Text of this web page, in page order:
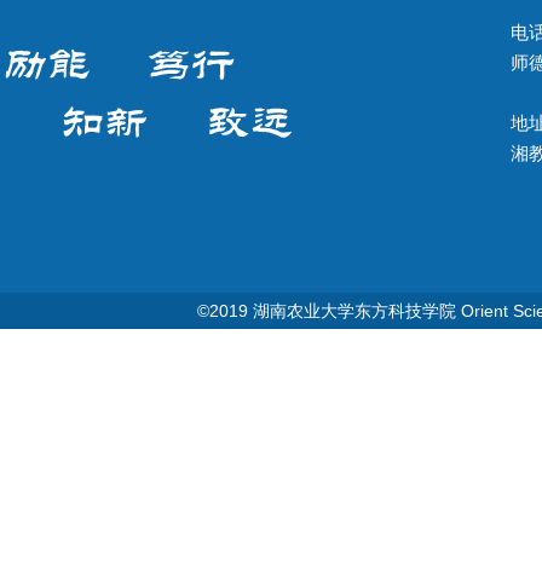
电
师
地
湘
©2019 湖南农业大学东方科技学院 Orient